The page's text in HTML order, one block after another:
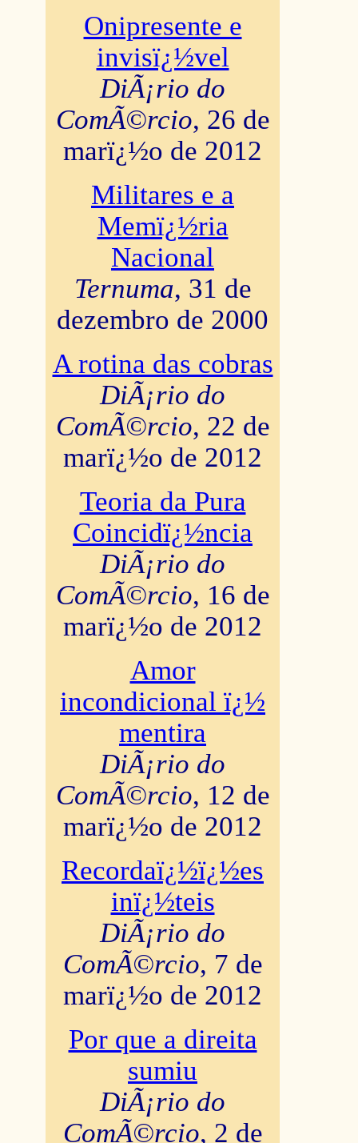
Onipresente e
invisï¿½vel
DiÃ¡rio do
ComÃ©rcio, 26 de
marï¿½o de 2012
Militares e a
Memï¿½ria
Nacional
Ternuma, 31 de
dezembro de 2000
A rotina das cobras
DiÃ¡rio do
ComÃ©rcio, 22 de
marï¿½o de 2012
Teoria da Pura
Coincidï¿½ncia
DiÃ¡rio do
ComÃ©rcio, 16 de
marï¿½o de 2012
Amor
incondicional ï¿½
mentira
DiÃ¡rio do
ComÃ©rcio, 12 de
marï¿½o de 2012
Recordaï¿½ï¿½es
inï¿½teis
DiÃ¡rio do
ComÃ©rcio, 7 de
marï¿½o de 2012
Por que a direita
sumiu
DiÃ¡rio do
ComÃ©rcio, 2 de